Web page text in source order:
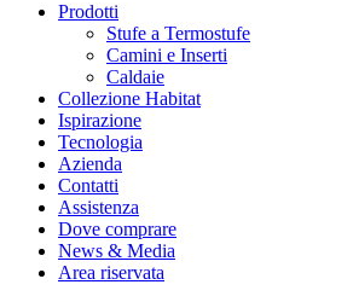
Prodotti
Stufe a Termostufe
Camini e Inserti
Caldaie
Collezione Habitat
Ispirazione
Tecnologia
Azienda
Contatti
Assistenza
Dove comprare
News & Media
Area riservata